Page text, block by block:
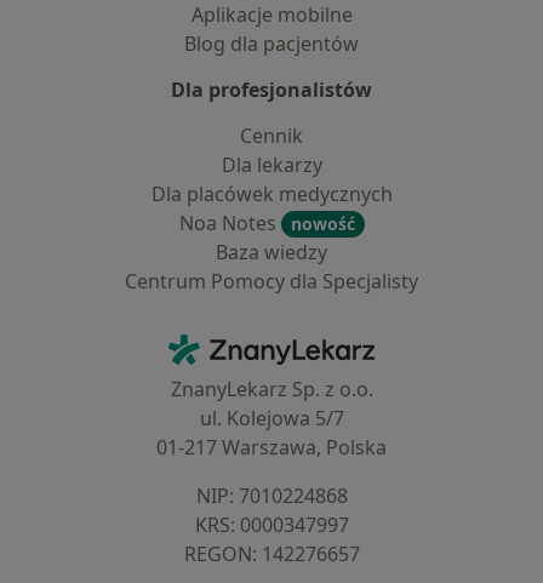
Aplikacje mobilne
Blog dla pacjentów
Dla profesjonalistów
Cennik
Dla lekarzy
Dla placówek medycznych
Noa Notes
nowość
Baza wiedzy
Centrum Pomocy dla Specjalisty
ZnanyLekarz - Strona główna
ZnanyLekarz Sp. z o.o.
ul. Kolejowa 5/7
01-217 Warszawa, Polska
NIP: ⁠7010224868
KRS: ⁠0000347997
REGON: ⁠142276657